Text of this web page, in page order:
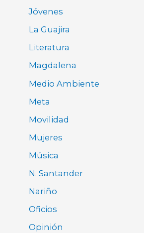
Jóvenes
La Guajira
Literatura
Magdalena
Medio Ambiente
Meta
Movilidad
Mujeres
Música
N. Santander
Nariño
Oficios
Opinión